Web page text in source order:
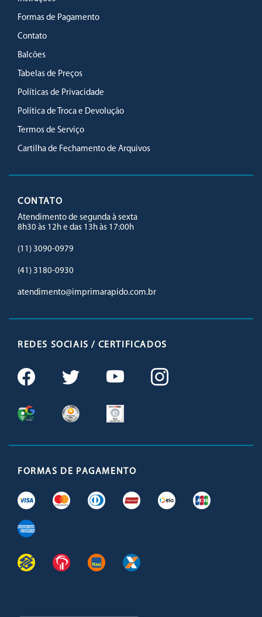
Formas de Pagamento
Contato
Balcões
Tabelas de Preços
Políticas de Privacidade
Política de Troca e Devolução
Termos de Serviço
Cartilha de Fechamento de Arquivos
CONTATO
Atendimento de segunda à sexta
8h30 às 12h e das 13h às 17:00h
(11) 3090-0979
(41) 3180-0930
atendimento@imprimarapido.com.br
REDES SOCIAIS / CERTIFICADOS
FORMAS DE PAGAMENTO